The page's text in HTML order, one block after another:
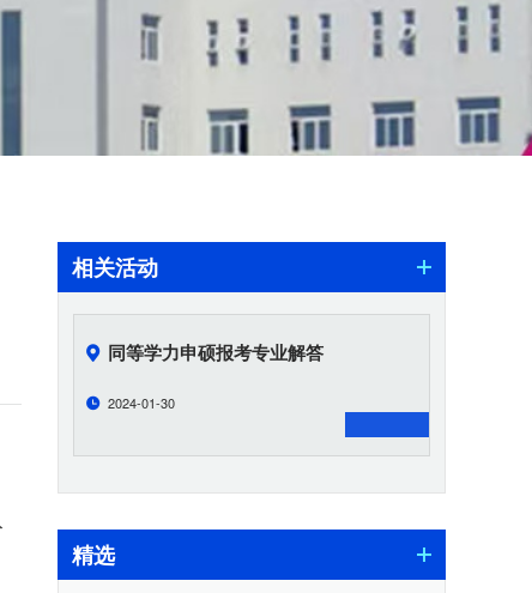
相关活动
同等学力申硕报考专业解答
2024-01-30
精选